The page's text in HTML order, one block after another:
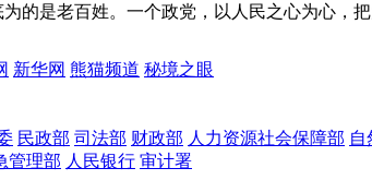
的是老百姓。一个政党，以人民之心为心，
新华网 熊猫频道 秘境之眼
民政部 司法部 财政部 人力资源社会保障部 自
管理部 人民银行 审计署